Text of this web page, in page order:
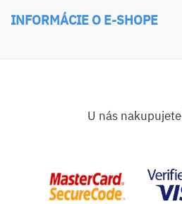
INFORMÁCIE O E-SHOPE
U nás nakupujete